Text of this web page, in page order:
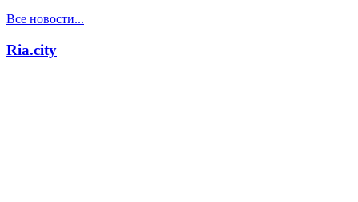
Все новости...
Ria.city